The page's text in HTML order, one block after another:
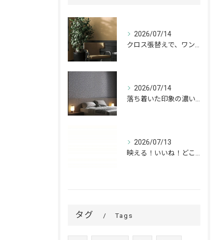
2026/07/14
2026/07/14
2026/07/13
タグ Tags